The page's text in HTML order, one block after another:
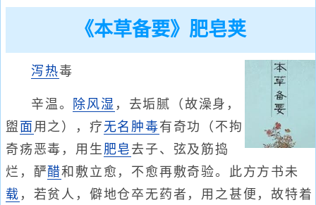
《本草备要》肥皂荚
泻热毒
辛温。 除风湿 ，去垢腻（故澡身，
盥 面 用之），疗无名肿毒有奇功（不拘
奇疡恶毒，用生 肥皂 去子、弦及筋捣
烂，酽醋和敷立愈，不愈再敷奇验。此方方书未
载 ，若贫人，僻地仓卒无药者，用之甚便，故特着